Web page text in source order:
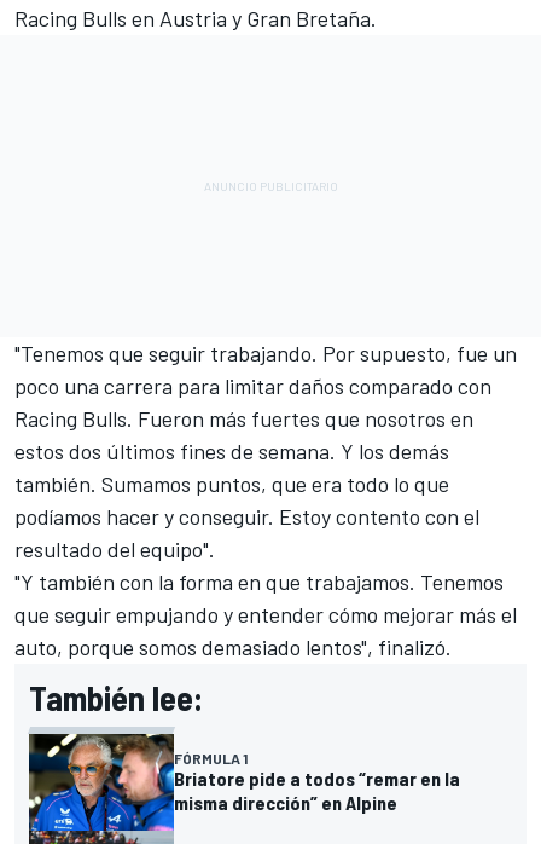
Racing Bulls en Austria y Gran Bretaña.
"Tenemos que seguir trabajando. Por supuesto, fue un
poco una carrera para limitar daños comparado con
Racing Bulls. Fueron más fuertes que nosotros en
estos dos últimos fines de semana. Y los demás
también. Sumamos puntos, que era todo lo que
podíamos hacer y conseguir. Estoy contento con el
resultado del equipo".
"Y también con la forma en que trabajamos. Tenemos
que seguir empujando y entender cómo mejorar más el
auto, porque somos demasiado lentos", finalizó.
También lee:
FÓRMULA 1
Briatore pide a todos “remar en la
misma dirección” en Alpine